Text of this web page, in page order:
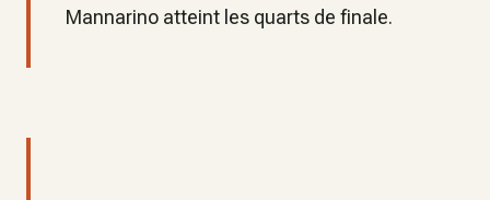
Mannarino atteint les quarts de finale.